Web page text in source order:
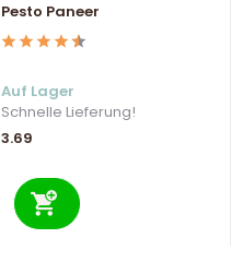
Pesto Paneer
Auf Lager
Schnelle Lieferung!
3.69